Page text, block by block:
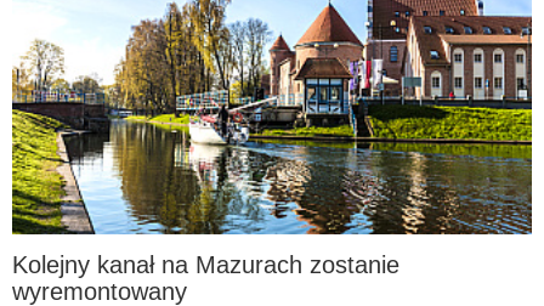
Kolejny kanał na Mazurach zostanie
wyremontowany